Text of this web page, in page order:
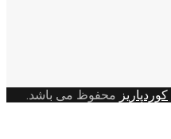
کوردپاریز محفوظ می باشد.